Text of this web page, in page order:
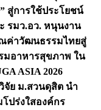
สู่การใช้ประโยชน์
รมว.อว. หนุนงาน
ค่าวัฒนธรรมไทยสู่
มอาหารสุขภาพ ใน
ASIA 2026
จัย ม.สวนดุสิต นำ
โปร่งใสองค์กร